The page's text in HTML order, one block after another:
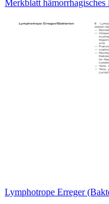
Merkblatt hämorrhagisches
Lymphotrope Erreger